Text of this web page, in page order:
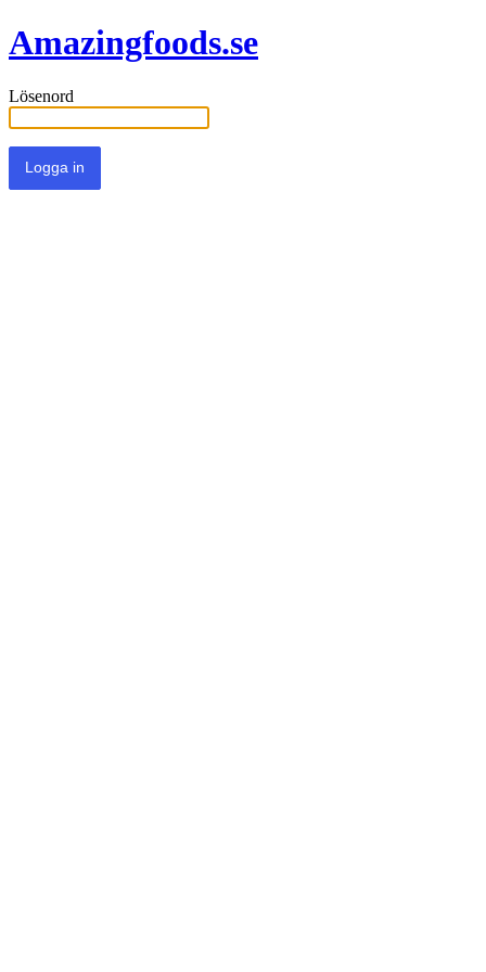
Amazingfoods.se
Lösenord